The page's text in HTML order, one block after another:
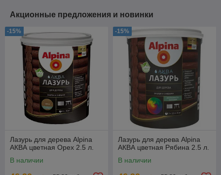
Акционные предложения и новинки
-15%
Лазурь для дерева Alpina
АКВА цветная Орех 2.5 л.
В наличии
-15%
Лазурь для дерева Alpina
АКВА цветная Рябина 2.5 л.
В наличии